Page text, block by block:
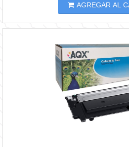
AGREGAR AL